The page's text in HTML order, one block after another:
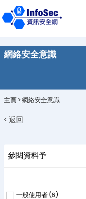
網絡安全意識
主頁>網絡安全意識
< 返回
參閱資料予
一般使用者 (6)